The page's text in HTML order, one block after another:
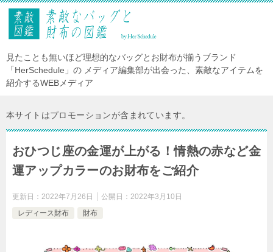
見たことも無いほど理想的なバッグとお財布が揃うブランド
「HerSchedule」の メディア編集部が出会った、素敵なアイテムを
紹介するWEBメディア
本サイトはプロモーションが含まれています。
おひつじ座の金運が上がる！情熱の赤など金
運アップカラーのお財布をご紹介
更新日： 2022年7月26日 公開日： 2022年3月10日
レディース財布
財布